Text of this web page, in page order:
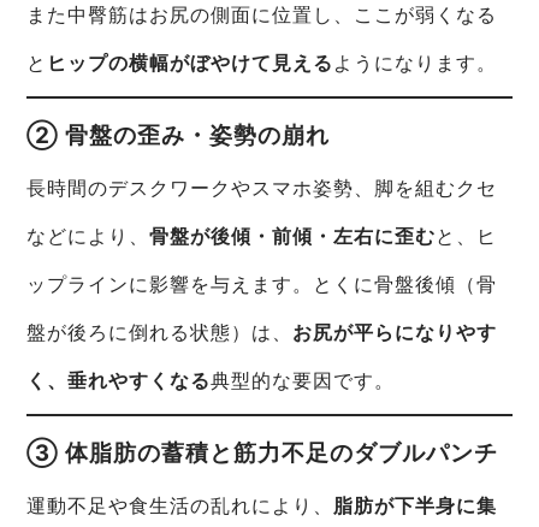
また中臀筋はお尻の側面に位置し、ここが弱くなる
と ヒップの横幅がぼやけて見える ようになります。
② 骨盤の歪み・姿勢の崩れ
長時間のデスクワークやスマホ姿勢、脚を組むクセ
などにより、骨盤が後傾・前傾・左右に歪むと、ヒ
ップラインに影響を与えます。とくに骨盤後傾（骨
盤が後ろに倒れる状態）は、 お尻が平らになりやす
く、垂れやすくなる典型的な要因です。
③ 体脂肪の蓄積と筋力不足のダブルパンチ
運動不足や食生活の乱れにより、 脂肪が下半身に集